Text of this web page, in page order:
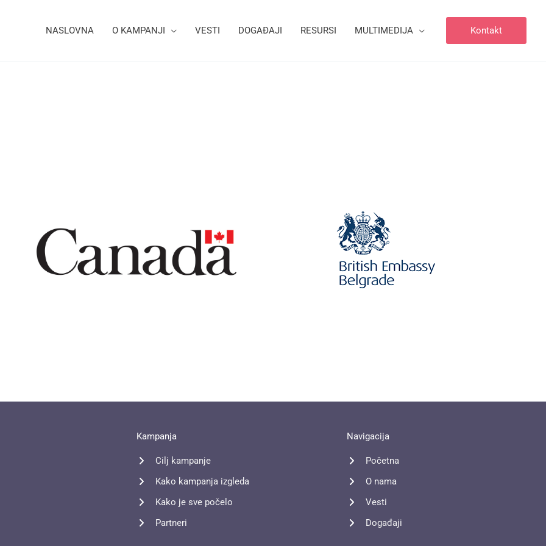
NASLOVNA O KAMPANJI VESTI DOGAĐAJI RESURSI MULTIMEDIJA Kontakt
Kampanja
Cilj kampanje
Kako kampanja izgleda
Kako je sve počelo
Partneri
Navigacija
Početna
O nama
Vesti
Događaji